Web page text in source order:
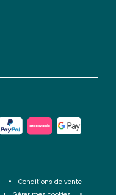
Conditions de vente